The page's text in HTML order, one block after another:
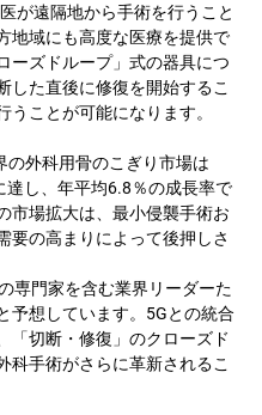
が遠隔地から手術を行うこと
地域にも高度な医療を提供で
ーズドループ」式の器具につ
した直後に修復を開始するこ
ことが可能になります。
の外科用骨のこぎり市場は
し、年平均6.8％の成長率で
市場拡大は、最小侵襲手術お
要の高まりによって後押しさ
専門家を含む業界リーダーた
予想しています。5Gとの統合
「切断・修復」のクローズド
科手術がさらに革新されるこ